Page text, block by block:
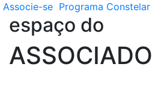
Associe-se Programa Constelar
espaço do
ASSOCIADO